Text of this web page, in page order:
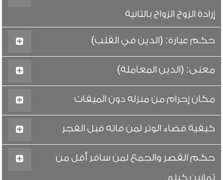
إرادة الزوج الزواج بالثانية
حكم عبارة: (الدين في القلب)
معنى: (الدين المعاملة)
مكان إحرام من منزله دون الميقات
كيفية قضاء الوتر لمن فاته قبل الفجر
حكم القصر والجمع لمن سافر أقل من
ثمانين كيلو